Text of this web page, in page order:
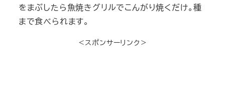
をまぶしたら魚焼きグリルでこんがり焼くだけ。種
まで食べられます。
＜スポンサーリンク＞